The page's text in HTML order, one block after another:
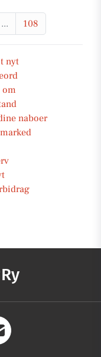
... 108
nyt
om
naboer
Ry